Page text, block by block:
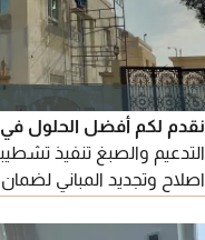
نقدم لكم أفضل الحلول
التدعيم والصبغ تنفيذ
اصلاح وتجديد المباني
ولمسات نهائية رائعة.